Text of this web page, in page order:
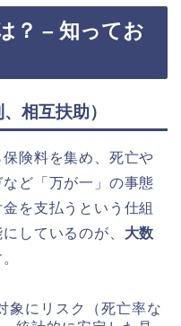
？ – 知ってお
相互扶助）
険料を集め、死亡や
ど「万が一」の事態
を支払うという仕組
しているのが、 大数
象にリスク（死亡率な